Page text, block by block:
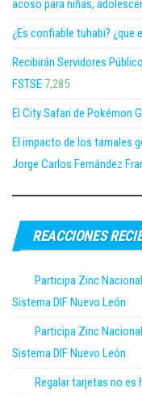
acoso para niñas,
¿Es confiable tuhabi?
Recibirán Servidores
FSTSE 7,285
El City Safari de Pokémon
El impacto de los tamales
Jorge Carlos Fernández
REACCIONES
Participa Zinc
Sistema DIF Nuevo León
Participa Zinc
Sistema DIF Nuevo León
Regalar tarjetas no es